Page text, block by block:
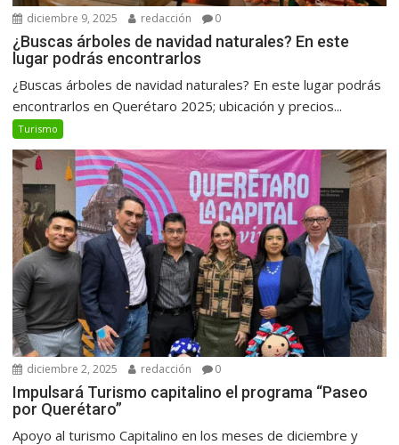
diciembre 9, 2025 redacción 0
¿Buscas árboles de navidad naturales? En este
lugar podrás encontrarlos
¿Buscas árboles de navidad naturales? En este lugar podrás
encontrarlos en Querétaro 2025; ubicación y precios...
Turismo
diciembre 2, 2025 redacción 0
Impulsará Turismo capitalino el programa “Paseo
por Querétaro”
Apoyo al turismo Capitalino en los meses de diciembre y